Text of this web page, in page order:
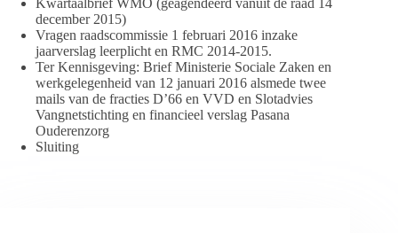
Kwartaalbrief WMO (geagendeerd vanuit de raad 14
december 2015)
Vragen raadscommissie 1 februari 2016 inzake
jaarverslag leerplicht en RMC 2014-2015.
Ter Kennisgeving: Brief Ministerie Sociale Zaken en
werkgelegenheid van 12 januari 2016 alsmede twee
mails van de fracties D’66 en VVD en Slotadvies
Vangnetstichting en financieel verslag Pasana
Ouderenzorg
Sluiting